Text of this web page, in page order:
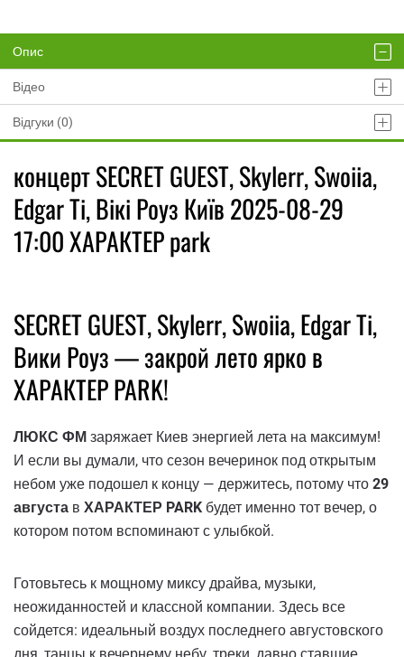
Опис
Відео
Відгуки (0)
концерт SECRET GUEST, Skylerr, Swoiia,
Edgar Ti, Вікі Роуз Київ 2025-08-29
17:00 ХАРАКТЕР park
SECRET GUEST, Skylerr, Swoiia, Edgar Ti,
Вики Роуз — закрой лето ярко в
ХАРАКТЕР PARK!
ЛЮКС ФМ заряжает Киев энергией лета на максимум!
И если вы думали, что сезон вечеринок под открытым
небом уже подошел к концу — держитесь, потому что 29
августа в ХАРАКТЕР PARK будет именно тот вечер, о
котором потом вспоминают с улыбкой.
Готовьтесь к мощному миксу драйва, музыки,
неожиданностей и классной компании. Здесь все
сойдется: идеальный воздух последнего августовского
дня, танцы к вечернему небу, треки, давно ставшие